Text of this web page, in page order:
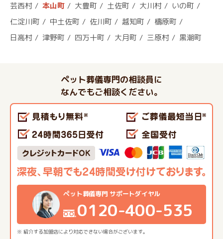
芸西村
本山町 大豊町 土佐町 大川村
いの町
仁淀川町
中土佐町 佐川町 越知町
檮原町
日高村
津野町 四万十町 大月町 三原村 黒潮町
ペット葬儀専門の相談員に
なんでもご相談ください。
※ 紹介する加盟店により対応できない場合がございます。
ペット葬儀専門 サポートダイヤル
0120-400-535